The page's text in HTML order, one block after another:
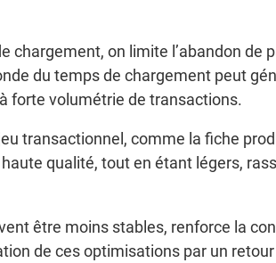
on limite l’abandon de
du temps de chargement peut
forte volumétrie de transactions.
transactionnel, comme la fiche
qualité, tout en étant légers,
être moins stables, renforce la
de ces optimisations par un